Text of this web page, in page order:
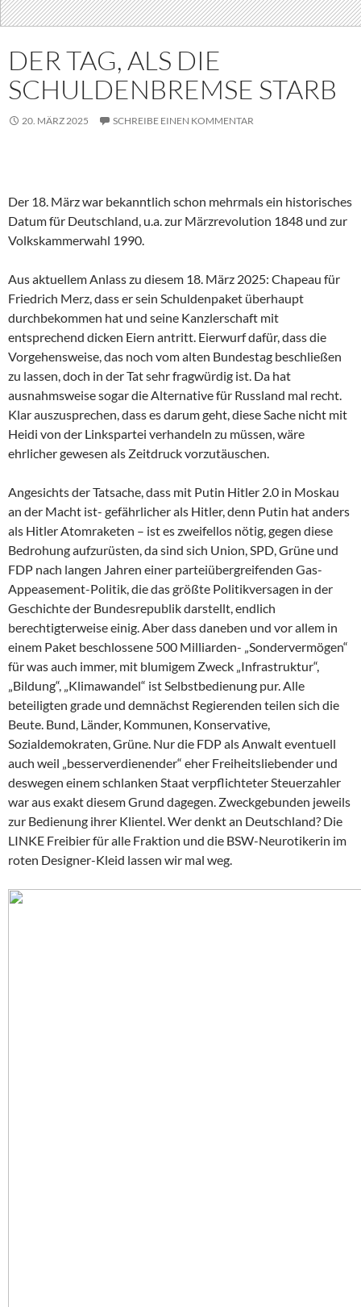
DER TAG, ALS DIE
SCHULDENBREMSE STARB
20. MÄRZ 2025 SCHREIBE EINEN KOMMENTAR
Der 18. März war bekanntlich schon mehrmals ein historisches
Datum für Deutschland, u.a. zur Märzrevolution 1848 und zur
Volkskammerwahl 1990.
Aus aktuellem Anlass zu diesem 18. März 2025: Chapeau für
Friedrich Merz, dass er sein Schuldenpaket überhaupt
durchbekommen hat und seine Kanzlerschaft mit
entsprechend dicken Eiern antritt. Eierwurf dafür, dass die
Vorgehensweise, das noch vom alten Bundestag beschließen
zu lassen, doch in der Tat sehr fragwürdig ist. Da hat
ausnahmsweise sogar die Alternative für Russland mal recht.
Klar auszusprechen, dass es darum geht, diese Sache nicht mit
Heidi von der Linkspartei verhandeln zu müssen, wäre
ehrlicher gewesen als Zeitdruck vorzutäuschen.
Angesichts der Tatsache, dass mit Putin Hitler 2.0 in Moskau
an der Macht ist- gefährlicher als Hitler, denn Putin hat anders
als Hitler Atomraketen – ist es zweifellos nötig, gegen diese
Bedrohung aufzurüsten, da sind sich Union, SPD, Grüne und
FDP nach langen Jahren einer parteiübergreifenden Gas-
Appeasement-Politik, die das größte Politikversagen in der
Geschichte der Bundesrepublik darstellt, endlich
berechtigterweise einig. Aber dass daneben und vor allem in
einem Paket beschlossene 500 Milliarden- „Sondervermögen“
für was auch immer, mit blumigem Zweck „Infrastruktur“,
„Bildung“, „Klimawandel“ ist Selbstbedienung pur. Alle
beteiligten grade und demnächst Regierenden teilen sich die
Beute. Bund, Länder, Kommunen, Konservative,
Sozialdemokraten, Grüne. Nur die FDP als Anwalt eventuell
auch weil „besserverdienender“ eher Freiheitsliebender und
deswegen einem schlanken Staat verpflichteter Steuerzahler
war aus exakt diesem Grund dagegen. Zweckgebunden jeweils
zur Bedienung ihrer Klientel. Wer denkt an Deutschland? Die
LINKE Freibier für alle Fraktion und die BSW-Neurotikerin im
roten Designer-Kleid lassen wir mal weg.